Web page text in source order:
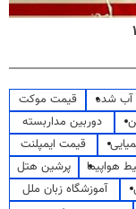
آب شده
قیمت موکت
دوربین مداربسته
قیمت ایمپلنت
هواپیما
پرشین هتل
آموزشگاه زبان ملل